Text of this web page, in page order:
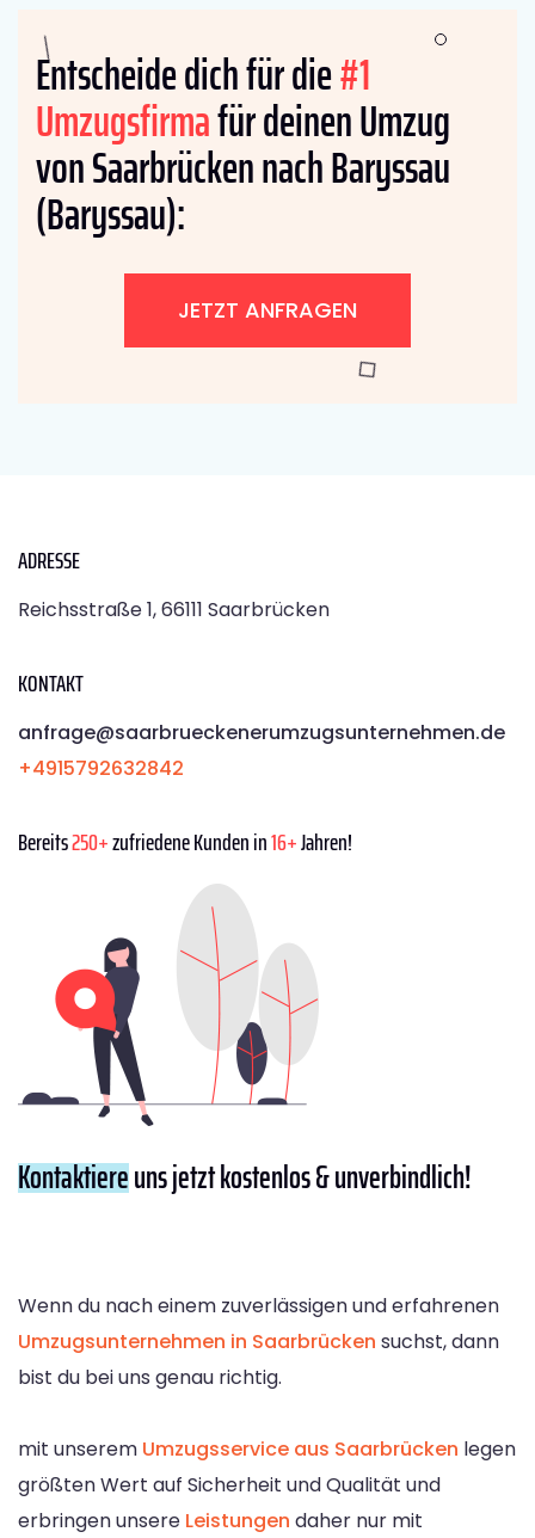
Entscheide dich für die#1
Umzugsfirmafür deinen Umzug
von Saarbrücken nach Baryssau
(Baryssau):
JETZT ANFRAGEN
ADRESSE
Reichsstraße 1, 66111 Saarbrücken
KONTAKT
anfrage@saarbrueckenerumzugsunternehmen.de
+4915792632842
Bereits250+zufriedene Kunden in16+Jahren!
Kontaktiereuns jetzt kostenlos & unverbindlich!
Wenn du nach einem zuverlässigen und erfahrenen
Umzugsunternehmen in Saarbrücken suchst, dann
bist du bei uns genau richtig.
mit unserem Umzugsservice aus Saarbrücken legen
größten Wert auf Sicherheit und Qualität und
erbringen unsere Leistungen daher nur mit